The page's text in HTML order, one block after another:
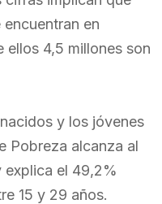
en
ellos 4,5 millones son
y los jóvenes
Pobreza alcanza al
explica el 49,2%
15 y 29 años.